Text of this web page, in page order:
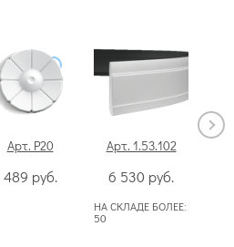
Арт. P20
489 руб.
Арт. 1.53.102
6 530 руб.
НА СКЛАДЕ БОЛЕЕ:
50